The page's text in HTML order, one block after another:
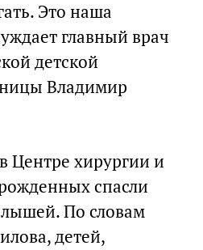
Это наша
главный врач
детской
Владимир
Центре хирургии и
спасли
По словам
детей,